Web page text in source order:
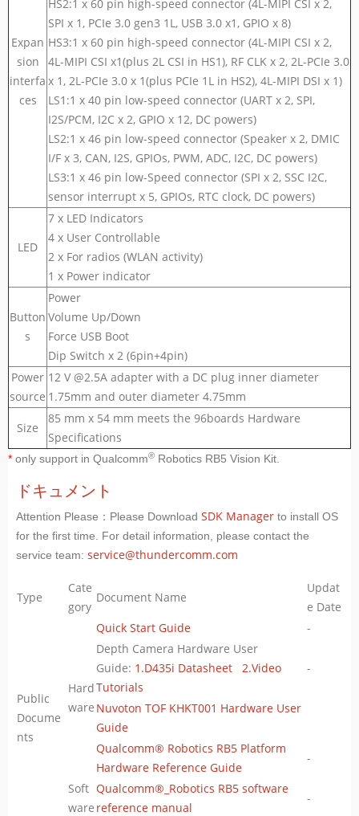
Expan
sion
interfa
ces
HS2:1 x 60 pin high-speed connector (4L-MIPI CSI x 2,
SPI x 1, PCIe 3.0 gen3 1L, USB 3.0 x1, GPIO x 8)
HS3:1 x 60 pin high-speed connector (4L-MIPI CSI x 2,
4L-MIPI CSI x1(plus 2L CSI in HS1), RF CLK x 2, 2L-PCIe 3.0
x 1, 2L-PCIe 3.0 x 1(plus PCIe 1L in HS2), 4L-MIPI DSI x 1)
LS1:1 x 40 pin low-speed connector (UART x 2, SPI,
I2S/PCM, I2C x 2, GPIO x 12, DC powers)
LS2:1 x 46 pin low-speed connector (Speaker x 2, DMIC
I/F x 3, CAN, I2S, GPIOs, PWM, ADC, I2C, DC powers)
LS3:1 x 46 pin low-Speed connector (SPI x 2, SSC I2C,
sensor interrupt x 5, GPIOs, RTC clock, DC powers)
LED
7 x LED Indicators
4 x User Controllable
2 x For radios (WLAN activity)
1 x Power indicator
Button
s
Power
Volume Up/Down
Force USB Boot
Dip Switch x 2 (6pin+4pin)
Power
source
12 V @2.5A adapter with a DC plug inner diameter
1.75mm and outer diameter 4.75mm
Size
85 mm x 54 mm meets the 96boards Hardware
Specifications
* only support in Qualcomm® Robotics RB5 Vision Kit.
ドキュメント
Attention Please：Please Download SDK Manager to install OS
for the first time. For detail information, please contact the
service team: service@thundercomm.com
Type
Cate
gory
Document Name
Updat
e Date
Public
Docume
nts
Hard
ware
Quick Start Guide
-
Depth Camera Hardware User
Guide: 1.D435i Datasheet
2.Video
Tutorials
-
Nuvoton TOF KHKT001 Hardware User
Guide
Qualcomm® Robotics RB5 Platform
Hardware Reference Guide
-
Soft
ware
Qualcomm®_Robotics RB5 software
reference manual
-